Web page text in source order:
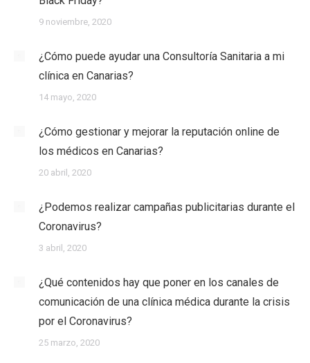
9 noviembre, 2020
¿Cómo puede ayudar una Consultoría Sanitaria a mi
clínica en Canarias?
14 mayo, 2020
¿Cómo gestionar y mejorar la reputación online de
los médicos en Canarias?
20 abril, 2020
¿Podemos realizar campañas publicitarias durante el
Coronavirus?
3 abril, 2020
¿Qué contenidos hay que poner en los canales de
comunicación de una clínica médica durante la crisis
por el Coronavirus?
25 marzo, 2020